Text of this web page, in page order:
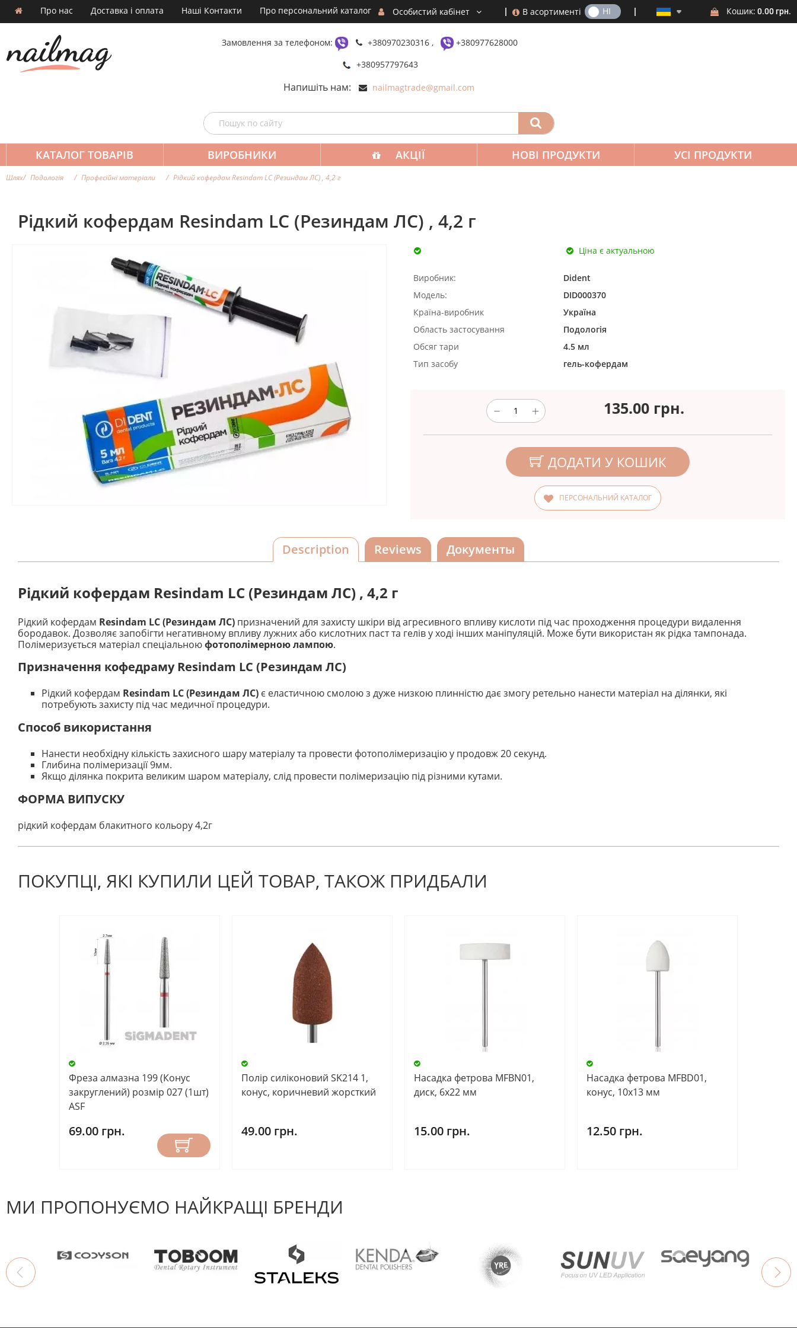
Про нас Доставка і оплата Наші Контакти Про персональний каталог Кошик: 0.00 грн.
В асортименті
ТАК НІ
Особистий кабінет
Замовлення за телефоном: +380970230316 ,
+380977628000
+380957797643
Напишіть нам: nailmagtrade@gmail.com
КАТАЛОГ ТОВАРІВ ВИРОБНИКИ АКЦІЇ НОВІ ПРОДУКТИ УСІ ПРОДУКТИ
Шлях Подологія Професійні матеріали Рідкий кофердам Resindam LC (Резиндам ЛС) , 4,2 г
Рідкий кофердам Resindam LC (Резиндам ЛС) , 4,2 г
Ціна є актуальною
Виробник:
Dident
Модель:
DID000370
Країна-виробник
Україна
Область застосування
Подологія
Обсяг тари
4.5 мл
Тип засобу
гель-кофердам
135.00 грн.
ДОДАТИ У КОШИК
ПЕРСОНАЛЬНИЙ КАТАЛОГ
Description Reviews Документы
Рідкий кофердам Resindam LC (Резиндам ЛС) , 4,2 г
Рідкий кофердам Resindam LC (Резиндам ЛС) призначений для захисту шкіри від агресивного впливу кислоти під час проходження процедури видалення
бородавок. Дозволяє запобігти негативному впливу лужних або кислотних паст та гелів у ході інших маніпуляцій. Може бути використан як рідка тампонада.
Полімеризується матеріал спеціальноюфотополімерною лампою.
Призначення кофедраму Resindam LC (Резиндам ЛС)
Рідкий кофердам Resindam LC (Резиндам ЛС) є еластичною смолою з дуже низкою плинністю дає змогу ретельно нанести матеріал на ділянки, які
потребують захисту під час медичної процедури.
Способ використання
Нанести необхідну кількість захисного шару матеріалу та провести фотополімеризацію у продовж 20 секунд.
Глибина полімеризації 9мм.
Якщо ділянка покрита великим шаром матеріалу, слід провести полімеризацію під різними кутами.
ФОРМА ВИПУСКУ
рідкий кофердам блакитного кольору 4,2г
На даний час немає відгуків. Ви можете стати першим! Будьте першим, хто напише відгук.
ПОКУПЦІ, ЯКІ КУПИЛИ ЦЕЙ ТОВАР, ТАКОЖ ПРИДБАЛИ
Фреза алмазна 199 (Конус
закруглений) розмір 027 (1шт)
ASF
69.00 грн.
Полір силіконовий SK214 1,
конус, коричневий жорсткий
49.00 грн.
Насадка фетрова MFBN01,
диск, 6х22 мм
15.00 грн.
Насадка фетрова MFBD01,
конус, 10х13 мм
12.50 грн.
МИ ПРОПОНУЄМО НАЙКРАЩІ БРЕНДИ